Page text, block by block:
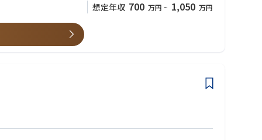
想定年収 700 万円 ~ 1,050 万円